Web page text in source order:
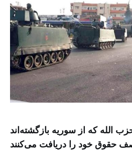
الله که از سوریه بازگشته‌اند
حقوق خود را دریافت می‌کنند